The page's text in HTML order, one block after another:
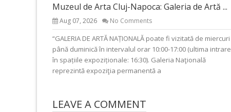
Muzeul de Arta Cluj-Napoca: Galeria de Artă ...
Aug 07, 2026 No Comments
“GALERIA DE ARTĂ NAȚIONALĂ poate fi vizitată de miercuri
până duminică în intervalul orar 10:00-17:00 (ultima intrare
în spațiile expoziționale: 16:30). Galeria Naţională
reprezintă expoziţia permanentă a
LEAVE A COMMENT